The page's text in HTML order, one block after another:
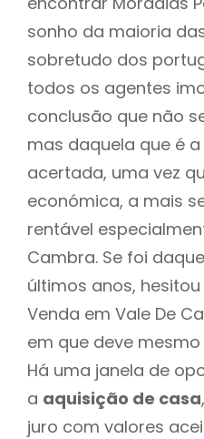
sonho da maioria
sobretudo dos
todos os agentes
conclusão que não
mas daquela que é
acertada, uma vez
económica, a mais
rentável
Cambra. Se foi
últimos anos,
Venda em Vale De
em que deve
Há uma janela de
a aquisição de casa
juro com valores